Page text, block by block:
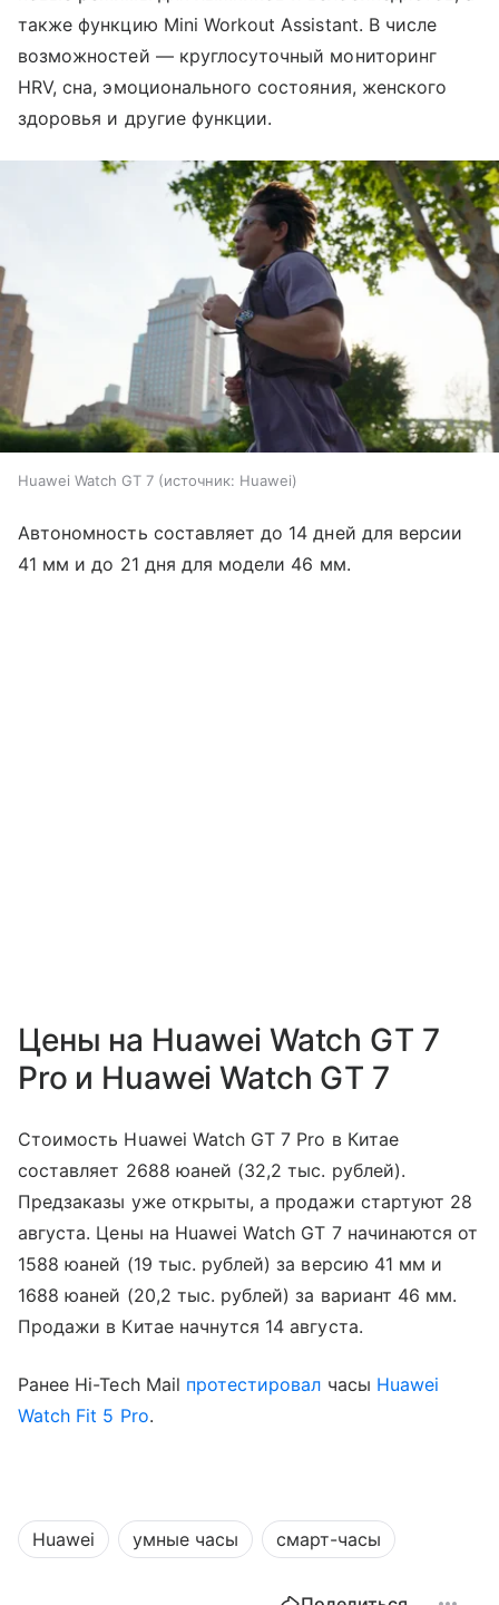
также функцию Mini Workout Assistant. В числе
возможностей — круглосуточный мониторинг
HRV, сна, эмоционального состояния, женского
здоровья и другие функции.
Huawei Watch GT 7 источник: Huawei
Автономность составляет до 14 дней для версии
41 мм и до 21 дня для модели 46 мм.
Цены на Huawei Watch GT 7
Pro и Huawei Watch GT 7
Стоимость Huawei Watch GT 7 Pro в Китае
составляет 2688 юаней (32,2 тыс. рублей).
Предзаказы уже открыты, а продажи стартуют 28
августа. Цены на Huawei Watch GT 7 начинаются от
1588 юаней (19 тыс. рублей) за версию 41 мм и
1688 юаней (20,2 тыс. рублей) за вариант 46 мм.
Продажи в Китае начнутся 14 августа.
Ранее Hi-Tech Mail протестировал часы Huawei
Watch Fit 5 Pro.
Huawei умные часы смарт-часы